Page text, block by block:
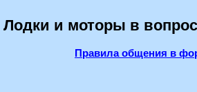
Лодки и моторы в
Правила общения в